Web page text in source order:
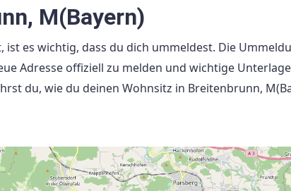
M(Bayern)
es wichtig, dass du dich ummeldest. Die
Adresse offiziell zu melden und wichtige
du, wie du deinen Wohnsitz in Breitenbrunn,